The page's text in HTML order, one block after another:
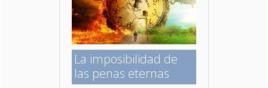
La imposibilidad de
las penas eternas